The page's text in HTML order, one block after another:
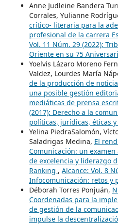
Anne Judleine Bandera
Corrales, Yulianne
crítico- literaria para la
profesional de la carrera
Vol. 11 Núm. 29 (2022):
Oriente en su 75
Yoelvis Lázaro Moreno
Valdez, Lourdes María
de la producción de
una posible gestión
mediáticas de prensa
(2017): Derecho a la
políticas, jurídicas, éticas
Yelina PiedraSalomón,
Saladrigas Medina, El
Comunicación: un
de excelencia y liderazgo
Ranking , Alcance: Vol. 8
Infocomunicación: retos y
Déborah Torres Ponjuán,
Coordenadas para la
de gestión de la
impulse la